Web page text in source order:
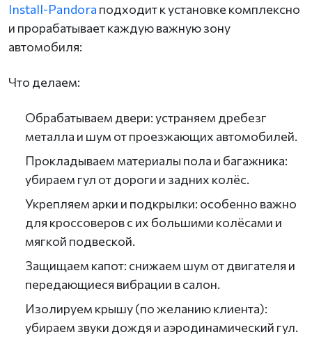
Install-Pandora подходит к установке комплексно
и прорабатывает каждую важную зону
автомобиля:
Что делаем:
Обрабатываем двери: устраняем дребезг
металла и шум от проезжающих автомобилей.
Прокладываем материалы пола и багажника:
убираем гул от дороги и задних колёс.
Укрепляем арки и подкрылки: особенно важно
для кроссоверов с их большими колёсами и
мягкой подвеской.
Защищаем капот: снижаем шум от двигателя и
передающиеся вибрации в салон.
Изолируем крышу (по желанию клиента):
убираем звуки дождя и аэродинамический гул.